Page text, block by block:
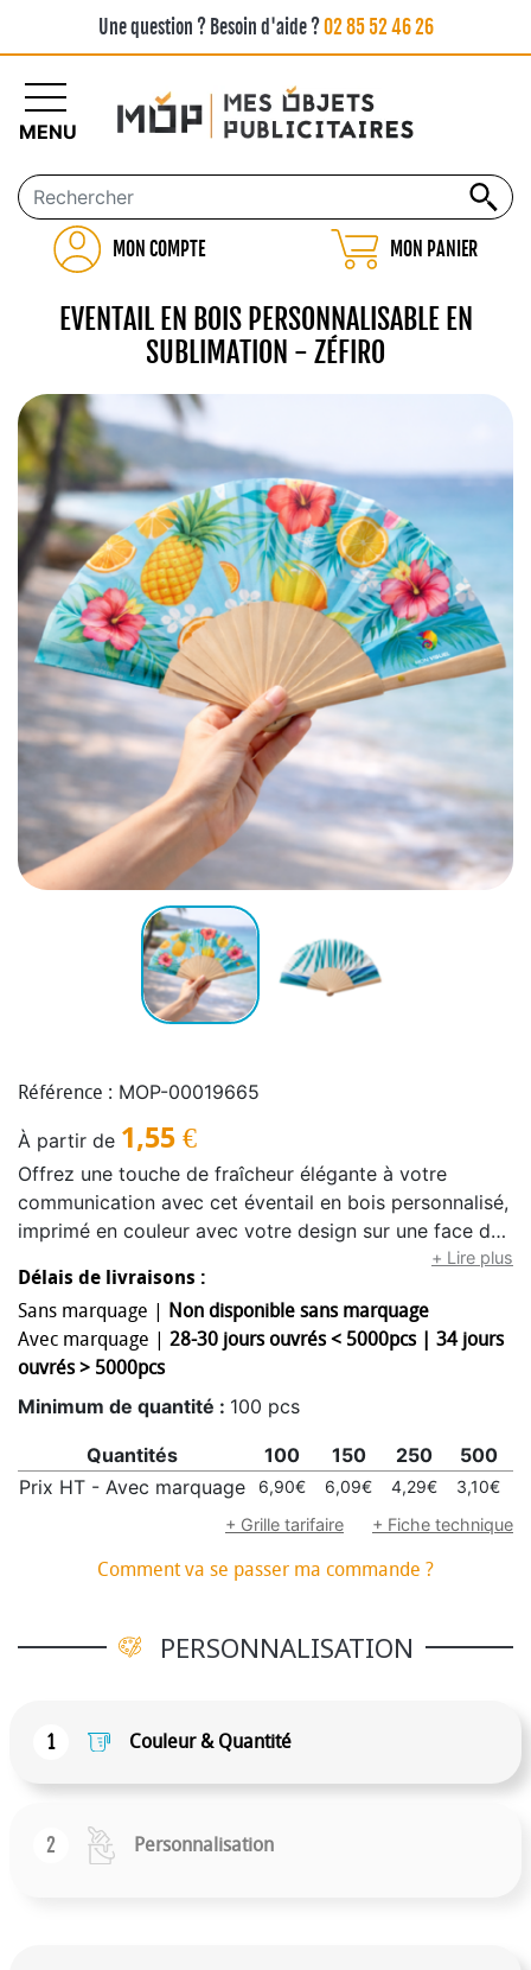
Une question ? Besoin d'aide ?02 85 52 46 26
MON COMPTE MON PANIER
MENU
EVENTAIL EN BOIS PERSONNALISABLE EN
SUBLIMATION - ZÉFIRO
Référence : MOP-00019665
À partir de 1,55 €
Offrez une touche de fraîcheur élégante à votre
communication avec cet éventail en bois personnalisé,
imprimé en couleur avec votre design sur une face du
tissu blanc en polyester 210T. Léger, résistant et
agréable à utiliser, il se compose de 14 baleines en
bois et de 2 embouts assortis, eux aussi
personnalisables avec votre logo pour une visibilité
maximale jusque dans les moindres détails. Véritable
support publicitaire utile et original, cet éventail
tout en mettant en avant votre marque et votre
message de façon raffinée et mémorable. Avec ses
dimensions idéales de 23 x 42 cm une fois ouvert, il
facile à transporter. Les prix incluent la livraison vers
territoires non continentaux). Toute modification du
dépendent de la capacité de production et des
en vigueur. Logo supplémentaire en tampographie une
ou deux couleur disponible sur demande à partir de
+ Lire plus
Délais de livraisons :
Sans marquage | Non disponible sans marquage
Avec marquage | 28-30 jours ouvrés < 5000pcs | 34 jours
ouvrés > 5000pcs
Minimum de quantité : 100 pcs
Quantités 100 150 250 500
Prix HT - Avec marquage
6,90€ 6,09€ 4,29€ 3,10€
+ Grille tarifaire
+ Fiche technique
Comment va se passer ma commande ?
PERSONNALISATION
1 Couleur & Quantité
2 Personnalisation